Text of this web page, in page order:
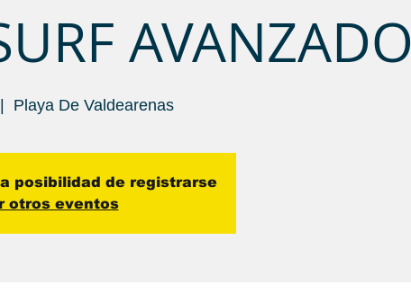
AVANZADO
Playa De Valdearenas
posibilidad de registrarse
otros eventos